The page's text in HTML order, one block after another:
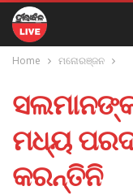
Home ମନୋରଞ୍ଜନ
ମଧ୍ୟ
କରନ୍ତିନି